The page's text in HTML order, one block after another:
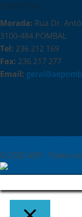
CONTACTOS
Morada: Rua Dr.
3100-484 POMBAL
Tel: 236 212 169
Fax: 236 217 277
Email:
© 2025 AEP - Todos